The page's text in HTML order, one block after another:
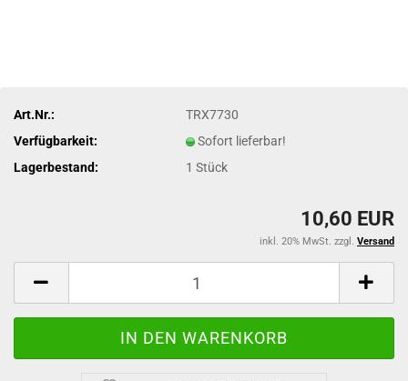
Art.Nr.:
TRX7730
Verfügbarkeit:
Sofort lieferbar!
Lagerbestand:
1Stück
10,60 EUR
inkl. 20% MwSt. zzgl. Versand